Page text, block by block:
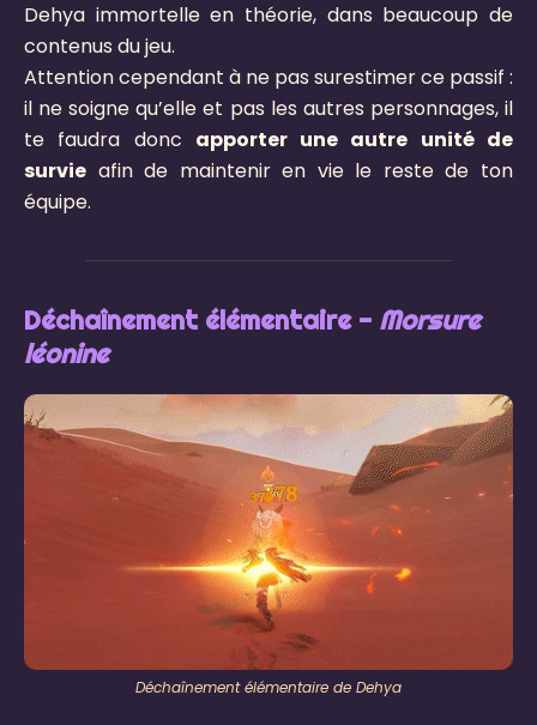
Dehya immortelle en théorie, dans beaucoup de
contenus du jeu.
Attention cependant à ne pas surestimer ce passif :
il ne soigne qu’elle et pas les autres personnages, il
te faudra donc apporter une autre unité de
survie afin de maintenir en vie le reste de ton
équipe.
Déchaînement élémentaire - Morsure
léonine
Déchaînement élémentaire de Dehya